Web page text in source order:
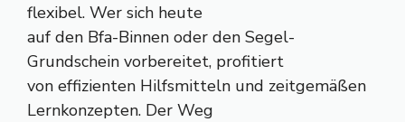
flexibel. Wer sich heute
auf den Bfa-Binnen oder den Segel-
Grundschein vorbereitet, profitiert
von effizienten Hilfsmitteln und zeitgemäßen
Lernkonzepten. Der Weg